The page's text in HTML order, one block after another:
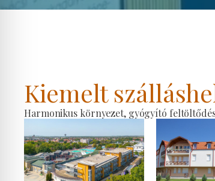
Kiemelt
Harmonikus környezet, gyógyító